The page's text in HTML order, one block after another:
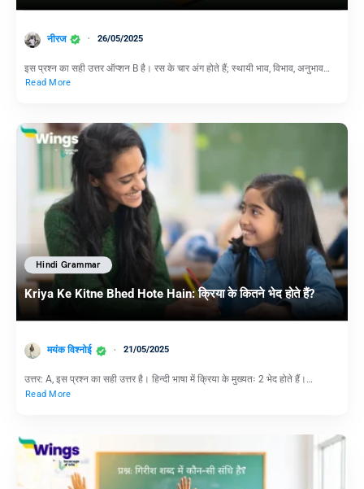
नीरज 26/05/2025
इस प्रश्न का सही उत्तर ऑप्शन B है। रस के चार अंग होते हैं; स्थायी भाव, विभाव, अनुभाव…
Read More
Hindi Grammar
Kriya Ke Kitne Bhed Hote Hain: क्रिया के कितने भेद होते हैं?
मयंक विश्नोई 21/05/2025
उत्तर: A, इस प्रश्न का सही उत्तर है। हिन्दी भाषा में क्रिया के मुख्यतः 2 भेद होते हैं।…
Read More